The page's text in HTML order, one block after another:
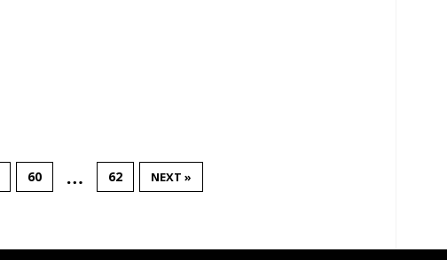
60 … 62 NEXT »